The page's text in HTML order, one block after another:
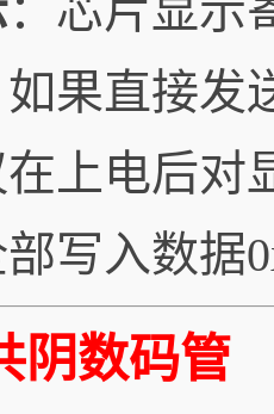
：芯片显示
如果直接发
上电后对
写入数据
阴数码管